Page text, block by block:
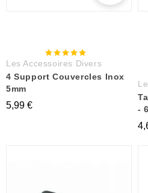
Les Accessoires Divers
4 Support Couvercles Inox
5mm
5,99 €
-